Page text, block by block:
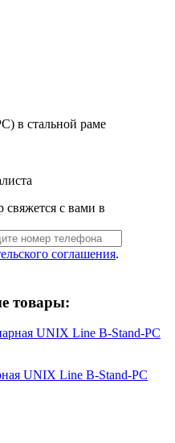
в стальной раме
свяжется с вами в
соглашения.
товары:
UNIX Line B-Stand-PC